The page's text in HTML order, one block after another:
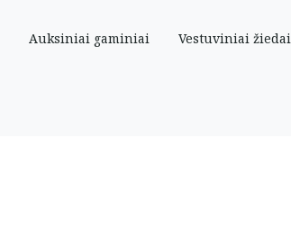
Auksiniai gaminiai Vestuviniai žiedai